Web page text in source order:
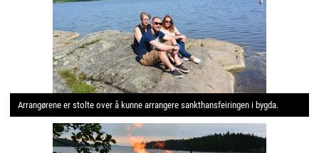
Arrangørene er stolte over å kunne arrangere sankthansfeiringen i bygda.